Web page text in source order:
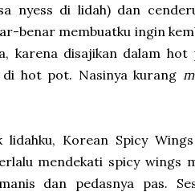
nyess di lidah) dan
benar membuatku ingin
karena disajikan dalam hot
hot pot. Nasinya kurang
lidahku, Korean Spicy
mendekati spicy wings
dan pedasnya pas.